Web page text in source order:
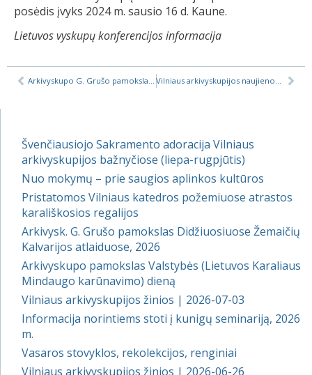
posėdis įvyks 2024 m. sausio 16 d. Kaune.
Lietuvos vyskupų konferencijos informacija
Arkivyskupo G. Grušo pamokslas Aušros Vartų atlaiduose, 2023 Vilniaus arkivyskupijos naujienos | 2023-11-24
Švenčiausiojo Sakramento adoracija Vilniaus
arkivyskupijos bažnyčiose (liepa-rugpjūtis)
Nuo mokymų – prie saugios aplinkos kultūros
Pristatomos Vilniaus katedros požemiuose atrastos
karališkosios regalijos
Arkivysk. G. Grušo pamokslas Didžiuosiuose Žemaičių
Kalvarijos atlaiduose, 2026
Arkivyskupo pamokslas Valstybės (Lietuvos Karaliaus
Mindaugo karūnavimo) dieną
Vilniaus arkivyskupijos žinios | 2026-07-03
Informacija norintiems stoti į kunigų seminariją, 2026
m.
Vasaros stovyklos, rekolekcijos, renginiai
Vilniaus arkivyskupijos žinios | 2026-06-26